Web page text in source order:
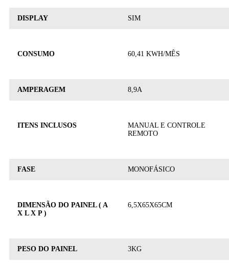
DISPLAY SIM
CONSUMO 60,41 KWH/MÊS
AMPERAGEM 8,9A
ITENS INCLUSOS
MANUAL E CONTROLE
REMOTO
FASE MONOFÁSICO
DIMENSÃO DO PAINEL ( A
X L X P )
6,5X65X65CM
PESO DO PAINEL 3KG